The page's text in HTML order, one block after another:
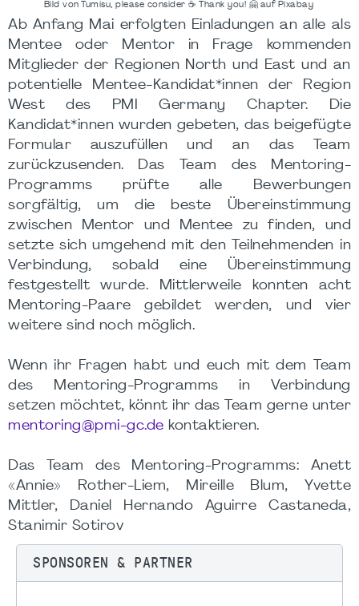
Bild von Tumisu, please consider ☕ Thank you! 🤗 auf Pixabay
Ab Anfang Mai erfolgten Einladungen an alle als
Mentee oder Mentor in Frage kommenden
Mitglieder der Regionen North und East und an
potentielle Mentee-Kandidat*innen der Region
West des PMI Germany Chapter. Die
Kandidat*innen wurden gebeten, das beigefügte
Formular auszufüllen und an das Team
zurückzusenden. Das Team des Mentoring-
Programms prüfte alle Bewerbungen
sorgfältig, um die beste Übereinstimmung
zwischen Mentor und Mentee zu finden, und
setzte sich umgehend mit den Teilnehmenden in
Verbindung, sobald eine Übereinstimmung
festgestellt wurde. Mittlerweile konnten acht
Mentoring-Paare gebildet werden, und vier
weitere sind noch möglich.
Wenn ihr Fragen habt und euch mit dem Team
des Mentoring-Programms in Verbindung
setzen möchtet, könnt ihr das Team gerne unter
mentoring@pmi-gc.de kontaktieren.
Das Team des Mentoring-Programms: Anett
«Annie» Rother-Liem, Mireille Blum, Yvette
Mittler, Daniel Hernando Aguirre Castaneda,
Stanimir Sotirov
SPONSOREN & PARTNER